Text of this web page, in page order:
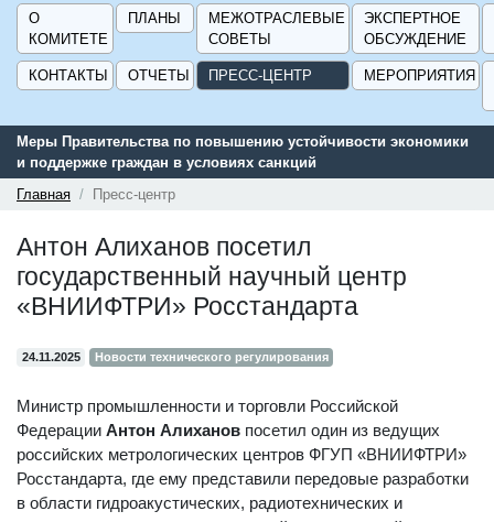
О
КОМИТЕТЕ
ПЛАНЫ
МЕЖОТРАСЛЕВЫЕ
СОВЕТЫ
ЭКСПЕРТНОЕ
ОБСУЖДЕНИЕ
КОНТАКТЫ ОТЧЕТЫ ПРЕСС-ЦЕНТР МЕРОПРИЯТИЯ
Правительства по повышению устойчивости экономики
поддержке граждан в условиях санкций
Главная Пресс-центр
Антон Алиханов посетил
государственный научный центр
«ВНИИФТРИ» Росстандарта
24.11.2025 Новости технического регулирования
Министр промышленности и торговли Российской
Федерации Антон Алиханов посетил один из ведущих
российских метрологических центров ФГУП «ВНИИФТРИ»
Росстандарта, где ему представили передовые разработки
в области гидроакустических, радиотехнических и